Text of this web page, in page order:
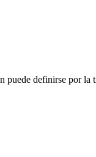
puede definirse por la